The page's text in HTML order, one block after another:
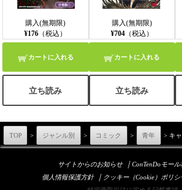
購入(無期限)
¥176 （税込）
カートに入れる
立ち読み
購入(無期限)
¥704（税込）
カートに入れる
立ち読み
TOP > ジャンル別 > コミック > 青年 > キ
サイトからのお知らせ ｜ ConTenDoモー
個人情報保護方針
｜ クッキー（Cookie）ポリシ